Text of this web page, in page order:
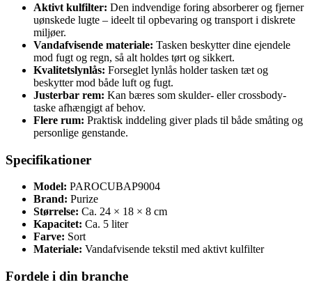
Aktivt kulfilter: Den indvendige foring absorberer og fjerner
uønskede lugte – ideelt til opbevaring og transport i diskrete
miljøer.
Vandafvisende materiale: Tasken beskytter dine ejendele
mod fugt og regn, så alt holdes tørt og sikkert.
Kvalitetslynlås: Forseglet lynlås holder tasken tæt og
beskytter mod både luft og fugt.
Justerbar rem: Kan bæres som skulder- eller crossbody-
taske afhængigt af behov.
Flere rum: Praktisk inddeling giver plads til både småting og
personlige genstande.
Specifikationer
Model: PAROCUBAP9004
Brand: Purize
Størrelse: Ca. 24 × 18 × 8 cm
Kapacitet: Ca. 5 liter
Farve: Sort
Materiale: Vandafvisende tekstil med aktivt kulfilter
Fordele i din branche